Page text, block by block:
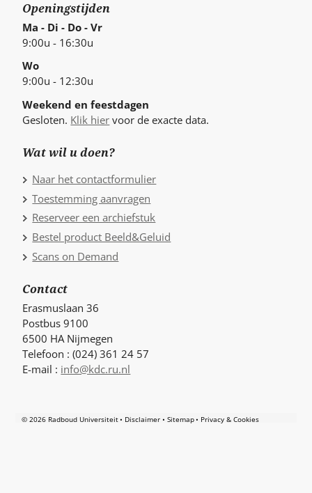
Openingstijden
Ma - Di - Do - Vr
9:00u - 16:30u
Wo
9:00u - 12:30u
Weekend en feestdagen
Gesloten. Klik hier voor de exacte data.
Wat wil u doen?
Naar het contactformulier
Toestemming aanvragen
Reserveer een archiefstuk
Bestel product Beeld&Geluid
Scans on Demand
Contact
Erasmuslaan 36
Postbus 9100
6500 HA Nijmegen
Telefoon : (024) 361 24 57
E-mail : info@kdc.ru.nl
© 2026 Radboud Universiteit Disclaimer Sitemap Privacy & Cookies